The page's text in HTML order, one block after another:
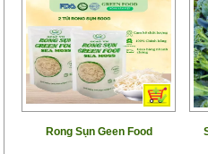
Rong Sụn Geen Food